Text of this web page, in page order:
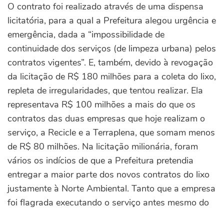
O contrato foi realizado através de uma dispensa
licitatória, para a qual a Prefeitura alegou urgência e
emergência, dada a “impossibilidade de
continuidade dos serviços (de limpeza urbana) pelos
contratos vigentes”. E, também, devido à revogação
da licitação de R$ 180 milhões para a coleta do lixo,
repleta de irregularidades, que tentou realizar. Ela
representava R$ 100 milhões a mais do que os
contratos das duas empresas que hoje realizam o
serviço, a Recicle e a Terraplena, que somam menos
de R$ 80 milhões. Na licitação milionária, foram
vários os indícios de que a Prefeitura pretendia
entregar a maior parte dos novos contratos do lixo
justamente à Norte Ambiental. Tanto que a empresa
foi flagrada executando o serviço antes mesmo do